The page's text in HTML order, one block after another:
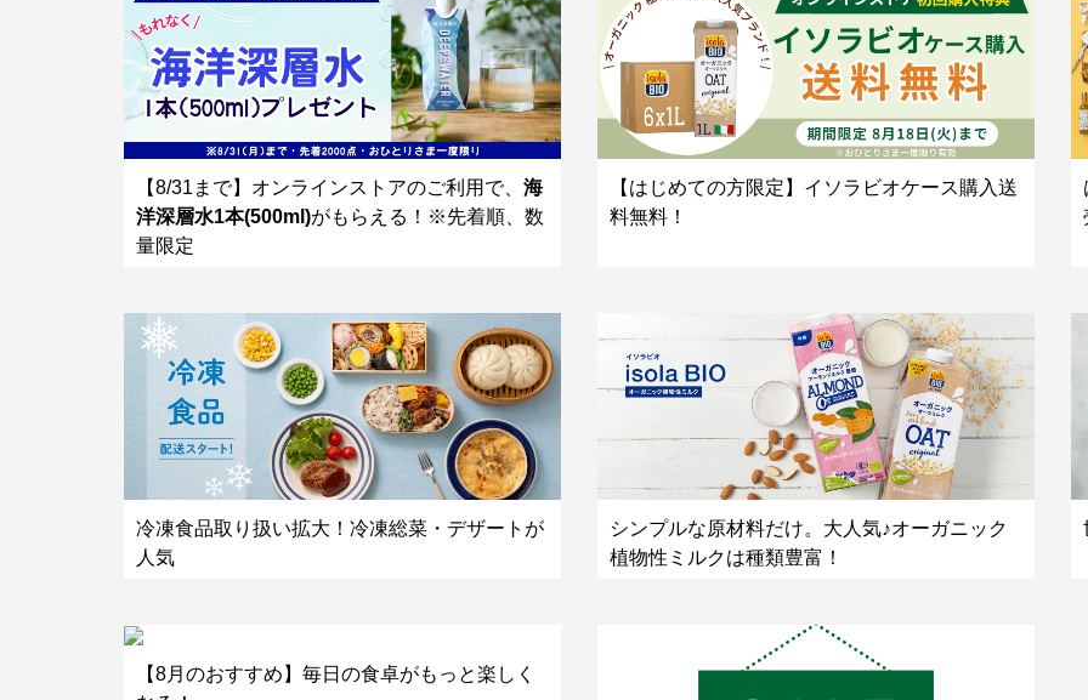
【8/31まで】オンラインストアのご利用で、 海
洋深層水1本(500ml)がもらえる！※先着順、数
量限定
【はじめての方限定】イソラビオケース購入送
料無料！
冷凍食品取り扱い拡大！冷凍総菜・デザートが
人気
シンプルな原材料だけ。大人気♪オーガニック
植物性ミルクは種類豊富！
【8月のおすすめ】毎日の食卓がもっと楽しく